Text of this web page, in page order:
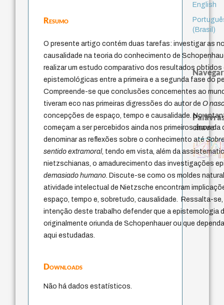
Resumo
O presente artigo contém duas tarefas: investigar as
causalidade na teoria do conhecimento de
realizar um estudo comparativo dos resultados
epistemológicas entre a primeira e a segunda fase do
Compreende-se que conclusões concernentes ao
tiveram eco nas primeiras digressões do autor deO
concepções de espaço, tempo e causalidade. No
começam a ser percebidos ainda nos primeiros anos
denominar as reflexões sobre o conhecimento até
sentido extramoral, tendo em vista, além da
nietzschianas, o amadurecimento das investigações
demasiado humano. Discute-se como os moldes
atividade intelectual de Nietzsche encontram
espaço, tempo e, sobretudo, causalidade. Ressalta-
intenção deste trabalho defender que a epistemologia
originalmente oriunda de Schopenhauer ou que
aqui estudadas.
Downloads
Não há dados estatísticos.
English
(Brasil)
Navegar
chave
fundamentalismo
jacobi
protágoras
experiência temporal
metafísica do tempo
género
idade
intolerância history of philosophy
homem-medida
filosofia brasileira
palavra
perdón
leyes
violencia
guayaquil
logos
direito romano
lei
desejo sacrifício
não maleficência bataille
mind
therapy